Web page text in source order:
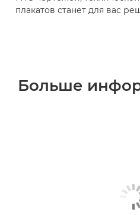
плакатов станет для вас
Больше